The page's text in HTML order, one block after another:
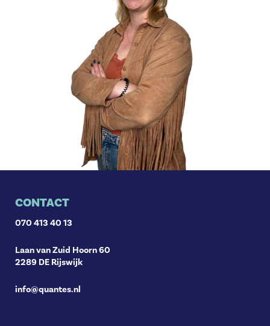
CONTACT
070 413 40 13
Laan van Zuid Hoorn 60
2289 DE Rijswijk
info@quantes.nl